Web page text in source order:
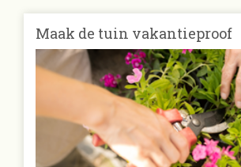
Maak de tuin vakantieproof